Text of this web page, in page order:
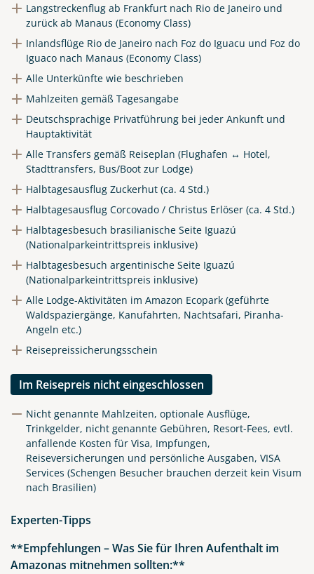
Teile diese Reise
Brasilien Rundreise
Facebook
Instagram
X
WhatsApp
Telegram
Link kopieren
Langstreckenflug ab Frankfurt nach Rio de Janeiro und
zurück ab Manaus (Economy Class)
Inlandsflüge Rio de Janeiro nach Foz do Iguacu und Foz do
Iguaco nach Manaus (Economy Class)
Alle Unterkünfte wie beschrieben
Mahlzeiten gemäß Tagesangabe
Deutschsprachige Privatführung bei jeder Ankunft und
Hauptaktivität
Alle Transfers gemäß Reiseplan (Flughafen ↔ Hotel,
Stadttransfers, Bus/Boot zur Lodge)
Halbtagesausflug Zuckerhut (ca. 4 Std.)
Halbtagesausflug Corcovado / Christus Erlöser (ca. 4 Std.)
Halbtagesbesuch brasilianische Seite Iguazú
(Nationalparkeintrittspreis inklusive)
Halbtagesbesuch argentinische Seite Iguazú
(Nationalparkeintrittspreis inklusive)
Alle Lodge-Aktivitäten im Amazon Ecopark (geführte
Waldspaziergänge, Kanufahrten, Nachtsafari, Piranha-
Angeln etc.)
Reisepreissicherungsschein
Im Reisepreis nicht eingeschlossen
Nicht genannte Mahlzeiten, optionale Ausflüge,
Trinkgelder, nicht genannte Gebühren, Resort-Fees, evtl.
anfallende Kosten für Visa, Impfungen,
Reiseversicherungen und persönliche Ausgaben, VISA
Services (Schengen Besucher brauchen derzeit kein Visum
nach Brasilien)
Experten-Tipps
**Empfehlungen – Was Sie für Ihren Aufenthalt im
Amazonas mitnehmen sollten:**